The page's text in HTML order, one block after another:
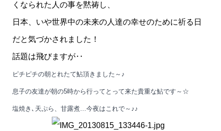
くなられた人の事を黙祷し、
日本、いや世界中の未来の人達の幸せのために祈る日
だと気づかされました！
話題は飛びますが‥
ピチピチの朝とれたて鮎頂きました～♪
息子の友達が朝の5時から行ってとって来た貴重な鮎です～☆
塩焼き､天ぷら、甘露煮…今夜はこれで～♪♪